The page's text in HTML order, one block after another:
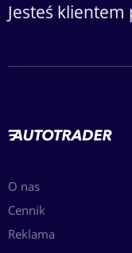
Jesteś
O nas
Cennik
Reklama